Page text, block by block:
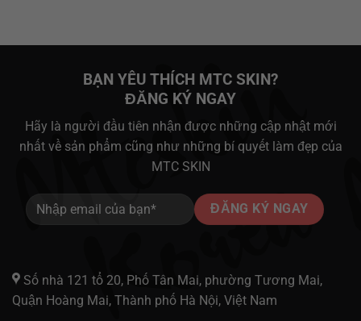
BẠN YÊU THÍCH MTC SKIN?
ĐĂNG KÝ NGAY
Hãy là người đầu tiên nhận được những cập nhật mới
nhất về sản phẩm cũng như những bí quyết làm đẹp của
MTC SKIN
Số nhà 121 tổ 20, Phố Tân Mai, phường Tương Mai,
Quận Hoàng Mai, Thành phố Hà Nội, Việt Nam